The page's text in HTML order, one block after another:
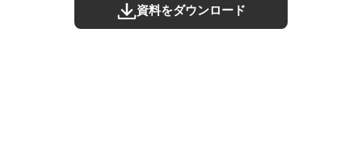
資料をダウンロード